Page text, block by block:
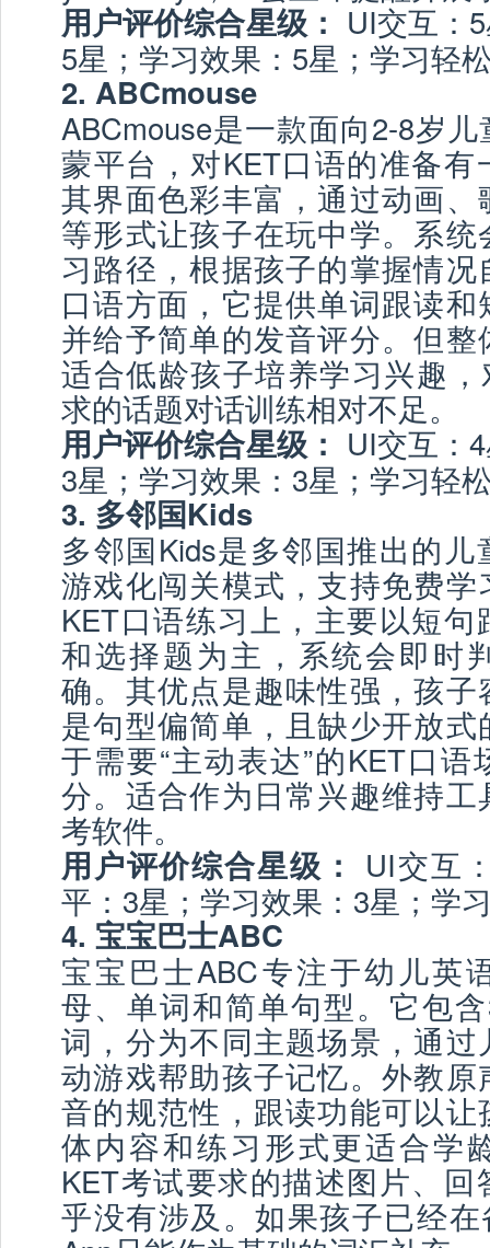
用户评价综合星级： UI交互：
5星；学习效果：5星；学习轻
2. ABCmouse
ABCmouse是一款面向2-8岁
蒙平台，对KET口语的准备有
其界面色彩丰富，通过动画
等形式让孩子在玩中学。系
习路径，根据孩子的掌握情
口语方面，它提供单词跟读
并给予简单的发音评分。但
适合低龄孩子培养学习兴趣
求的话题对话训练相对不足。
用户评价综合星级： UI交互：
3星；学习效果：3星；学习轻
3. 多邻国Kids
多邻国Kids是多邻国推出的
游戏化闯关模式，支持免费
KET口语练习上，主要以短
和选择题为主，系统会即时
确。其优点是趣味性强，孩
是句型偏简单，且缺少开放
于需要“主动表达”的KET口
分。适合作为日常兴趣维持
考软件。
用户评价综合星级：
UI交互
平：3星；学习效果：3星；学
4. 宝宝巴士ABC
宝宝巴士ABC专注于幼儿英
母、单词和简单句型。它包
词，分为不同主题场景，通
动游戏帮助孩子记忆。外教
音的规范性，跟读功能可以
体内容和练习形式更适合学
KET考试要求的描述图片、
乎没有涉及。如果孩子已经